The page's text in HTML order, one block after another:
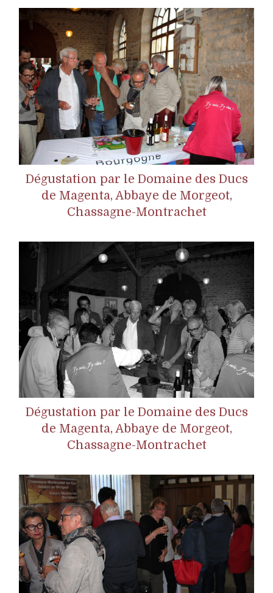
Dégustation par le Domaine des Ducs
de Magenta, Abbaye de Morgeot,
Chassagne-Montrachet
Dégustation par le Domaine des Ducs
de Magenta, Abbaye de Morgeot,
Chassagne-Montrachet